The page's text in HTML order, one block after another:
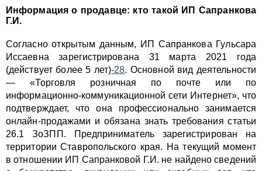
Информация о продавце: кто такой ИП Сапранкова
Г.И.
Согласно открытым данным, ИП Сапранкова Гульсара
Иссаевна зарегистрирована 31 марта 2021 года
(действует более 5 лет)-28. Основной вид деятельности
— «Торговля розничная по почте или по
информационно-коммуникационной сети Интернет», что
подтверждает, что она профессионально занимается
онлайн-продажами и обязана знать требования статьи
26.1 ЗоЗПП. Предприниматель зарегистрирован на
территории Ставропольского края. На текущий момент
в отношении ИП Сапранковой Г.И. не найдено сведений